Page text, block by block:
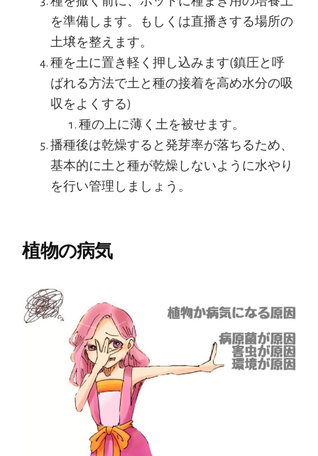
を準備します。もしくは直播きする場所の
土壌を整えます。
種を土に置き軽く押し込みます(鎮圧と呼
ばれる方法で土と種の接着を高め水分の吸
収をよくする)
種の上に薄く土を被せます。
播種後は乾燥すると発芽率が落ちるため、
基本的に土と種が乾燥しないように水やり
を行い管理しましょう。
植物の病気